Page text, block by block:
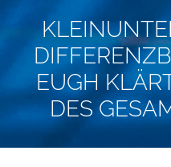
EUGH
DES